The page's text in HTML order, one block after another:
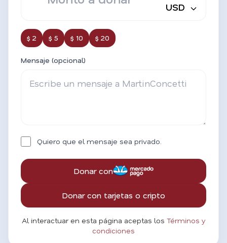
USD
$ 2 $ 5 $ 10 $ 20
Mensaje (opcional)
Quiero que el mensaje sea privado.
Donar con
Donar con tarjetas o cripto
Al interactuar en esta página aceptas los Términos y
condiciones